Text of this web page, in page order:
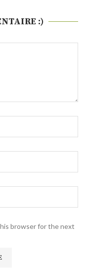
:)
browser for the next